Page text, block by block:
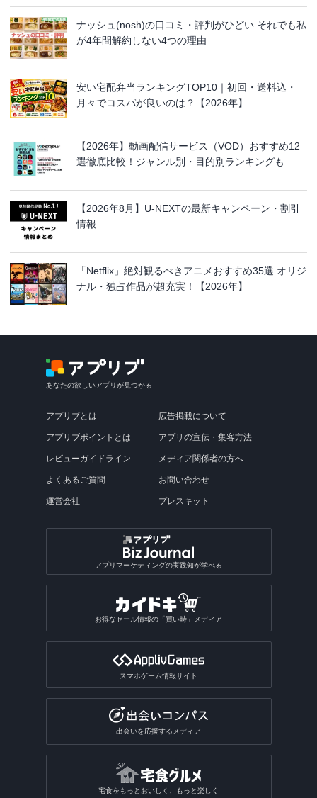
ナッシュ(nosh)の口コミ・評判がひどい それでも私
が4年間解約しない4つの理由
安い宅配弁当ランキングTOP10｜初回・送料込・
月々でコスパが良いのは？【2026年】
【2026年】動画配信サービス（VOD）おすすめ12
選徹底比較！ジャンル別・目的別ランキングも
【2026年8月】U-NEXTの最新キャンペーン・割引
情報
「Netflix」絶対観るべきアニメおすすめ35選 オリジ
ナル・独占作品が超充実！【2026年】
あなたの欲しいアプリが見つかる
アプリブとは
アプリブポイントとは
レビューガイドライン
よくあるご質問
運営会社
広告掲載について
アプリの宣伝・集客方法
メディア関係者の方へ
お問い合わせ
プレスキット
アプリマーケティングの実践知が学べる
お得なセール情報の「買い時」メディア
スマホゲーム情報サイト
出会いを応援するメディア
宅食をもっとおいしく、もっと楽しく